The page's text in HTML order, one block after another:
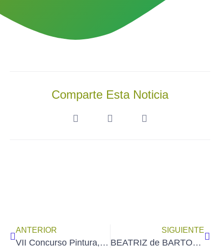
Comparte Esta Noticia
ANTERIOR
VII Concurso Pintura, Dibujo y Grabado Fundación Privada Mutua Catalana
SIGUIENTE
BEATRIZ de BARTOLOMÉ DÍEZ expone en el Loandlob en Castelló 47 de Madrid